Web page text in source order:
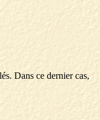
Dans ce dernier cas,